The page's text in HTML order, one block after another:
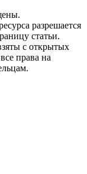
разрешается
статьи.
с открытых
права на